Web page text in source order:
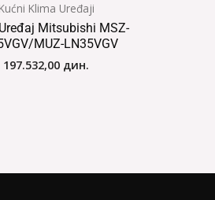
Kućni Klima Uređaji
Mitsubishi MSZ-
MUZ-LN35VGV
197.532,00 дин.